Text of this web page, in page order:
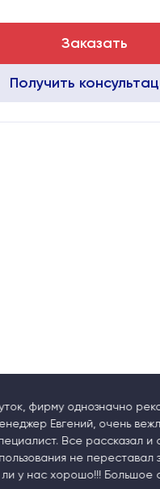
Заказать
Получить
фирму однозначно
Евгений, очень вежливый
Все рассказал и
не переставал
хорошо!!! Большое